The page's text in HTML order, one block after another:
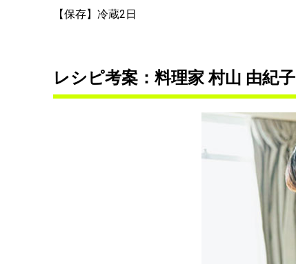
【保存】冷蔵2日
レシピ考案：料理家 村山 由紀子